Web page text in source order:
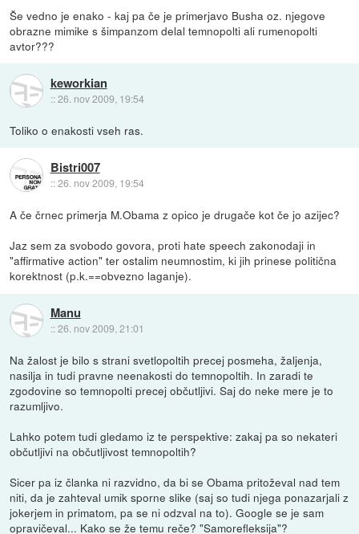
Še vedno je enako - kaj pa če je primerjavo Busha oz. njegove
obrazne mimike s šimpanzom delal temnopolti ali rumenopolti
avtor???
keworkian
::26. nov 2009, 19:54
Toliko o enakosti vseh ras.
Bistri007
::26. nov 2009, 19:54
A če črnec primerja M.Obama z opico je drugače kot če jo azijec?
Jaz sem za svobodo govora, proti hate speech zakonodaji in
"affirmative action" ter ostalim neumnostim, ki jih prinese politična
korektnost (p.k.==obvezno laganje).
Manu
::26. nov 2009, 21:01
Na žalost je bilo s strani svetlopoltih precej posmeha, žaljenja,
nasilja in tudi pravne neenakosti do temnopoltih. In zaradi te
zgodovine so temnopolti precej občutljivi. Saj do neke mere je to
razumljivo.
Lahko potem tudi gledamo iz te perspektive: zakaj pa so nekateri
občutljivi na občutljivost temnopoltih?
Sicer pa iz članka ni razvidno, da bi se Obama pritoževal nad tem
niti, da je zahteval umik sporne slike (saj so tudi njega ponazarjali z
jokerjem in primatom, pa se ni odzval na to). Google se je sam
opravičeval... Kako se že temu reče? "Samorefleksija"?